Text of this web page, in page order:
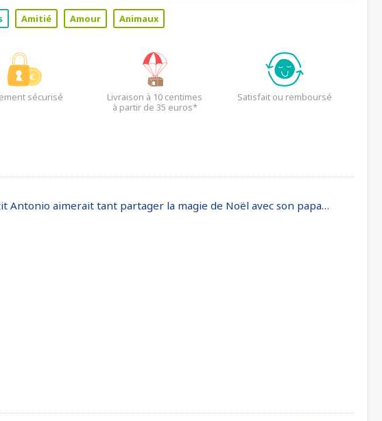
Amitié Amour Animaux
sécurisé
Livraison à 10 centimes
à partir de 35 euros*
Satisfait ou remboursé
aimerait tant partager la magie de Noël avec son papa…